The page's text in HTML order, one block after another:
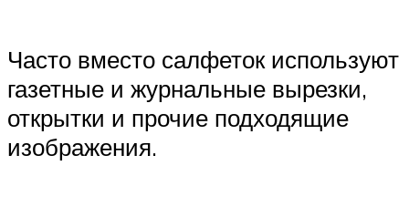
Часто вместо салфеток используют
газетные и журнальные вырезки,
открытки и прочие подходящие
изображения.